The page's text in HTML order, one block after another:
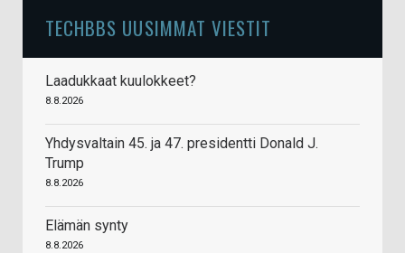
TECHBBS UUSIMMAT VIESTIT
Laadukkaat kuulokkeet?
8.8.2026
Yhdysvaltain 45. ja 47. presidentti Donald J.
Trump
8.8.2026
Elämän synty
8.8.2026